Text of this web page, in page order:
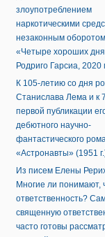
злоупотреблением
наркотическими
незаконным
«Четыре хороших
Родриго Гарсиа, 2020
К 105-летию со дня
Станислава Лема и к
первой публикации
дебютного научно-
фантастического
«Астронавты» (1951
Из писем Елены
Многие ли понимают,
ответственность?
священную
часто готовы